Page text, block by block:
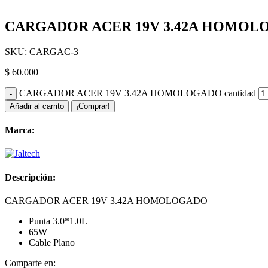
CARGADOR ACER 19V 3.42A
SKU: CARGAC-3
$ 60.000
CARGADOR ACER 19V 3.42A HOMOLOGADO cantidad
Añadir al carrito ¡Comprar!
Marca:
Descripción:
CARGADOR ACER 19V 3.42A HOMOLOGADO
Punta 3.0*1.0L
65W
Cable Plano
Comparte en: